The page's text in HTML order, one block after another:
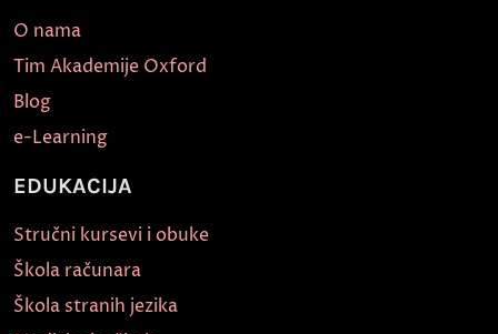
O nama
Tim Akademije Oxford
Blog
e-Learning
EDUKACIJA
Stručni kursevi i obuke
Škola računara
Škola stranih jezika